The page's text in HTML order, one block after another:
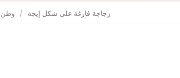
/ زجاجة فارغة على شكل إيجة